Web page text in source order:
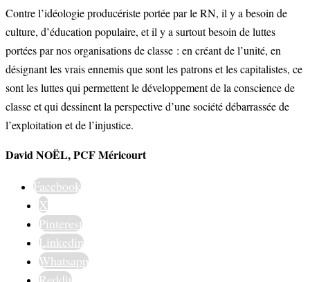
Contre l’idéologie producériste portée par le RN, il y a besoin de
culture, d’éducation populaire, et il y a surtout besoin de luttes
portées par nos organisations de classe : en créant de l’unité, en
désignant les vrais ennemis que sont les patrons et les capitalistes, ce
sont les luttes qui permettent le développement de la conscience de
classe et qui dessinent la perspective d’une société débarrassée de
l’exploitation et de l’injustice.
David NOËL, PCF Méricourt
Facebook
X
Pinterest
Linkedin
Whatsapp